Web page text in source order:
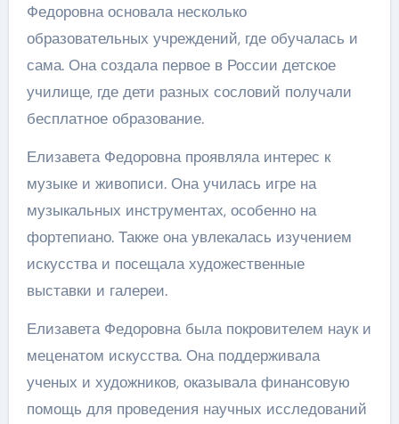
Федоровна основала несколько
образовательных учреждений, где обучалась и
сама. Она создала первое в России детское
училище, где дети разных сословий получали
бесплатное образование.
Елизавета Федоровна проявляла интерес к
музыке и живописи. Она училась игре на
музыкальных инструментах, особенно на
фортепиано. Также она увлекалась изучением
искусства и посещала художественные
выставки и галереи.
Елизавета Федоровна была покровителем наук и
меценатом искусства. Она поддерживала
ученых и художников, оказывала финансовую
помощь для проведения научных исследований